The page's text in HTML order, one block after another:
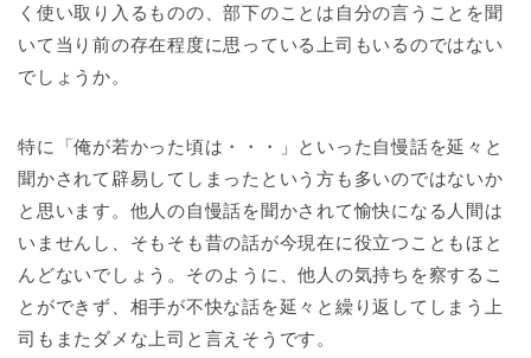
く使い取り入るものの、部下のことは自分の言うことを聞
いて当り前の存在程度に思っている上司もいるのではない
でしょうか。
特に「俺が若かった頃は・・・」といった自慢話を延々と
聞かされて辟易してしまったという方も多いのではないか
と思います。他人の自慢話を聞かされて愉快になる人間は
いませんし、そもそも昔の話が今現在に役立つこともほと
んどないでしょう。そのように、他人の気持ちを察するこ
とができず、相手が不快な話を延々と繰り返してしまう上
司もまたダメな上司と言えそうです。